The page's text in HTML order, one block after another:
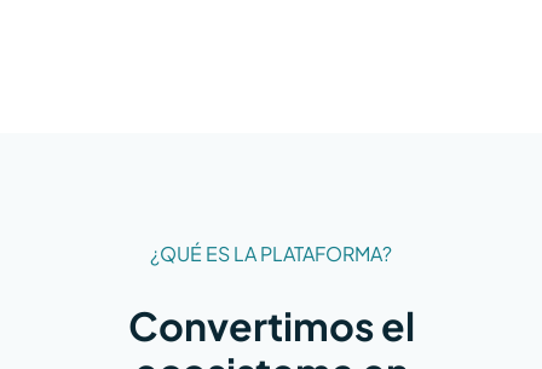
¿QUÉ ES LA PLATAFORMA?
Convertimos el